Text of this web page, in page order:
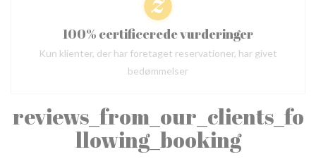
reviews_from_our_clients_fo
llowing_booking
100% certificerede vurderinger
Kun klienter, der har foretaget reservationer, har givet
bedømmelser